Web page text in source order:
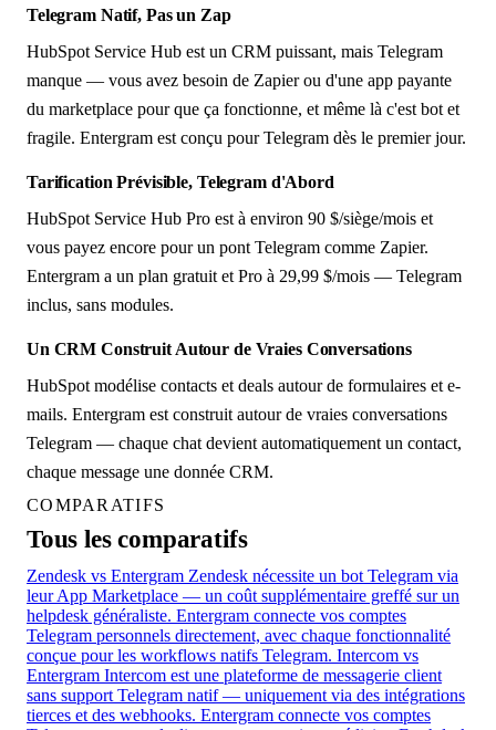
Telegram Natif, Pas un Zap
HubSpot Service Hub est un CRM puissant, mais Telegram
manque — vous avez besoin de Zapier ou d'une app payante
du marketplace pour que ça fonctionne, et même là c'est bot et
fragile. Entergram est conçu pour Telegram dès le premier jour.
Tarification Prévisible, Telegram d'Abord
HubSpot Service Hub Pro est à environ 90 $/siège/mois et
vous payez encore pour un pont Telegram comme Zapier.
Entergram a un plan gratuit et Pro à 29,99 $/mois — Telegram
inclus, sans modules.
Un CRM Construit Autour de Vraies Conversations
HubSpot modélise contacts et deals autour de formulaires et e-
mails. Entergram est construit autour de vraies conversations
Telegram — chaque chat devient automatiquement un contact,
chaque message une donnée CRM.
COMPARATIFS
Tous les comparatifs
Zendesk vs Entergram Zendesk nécessite un bot Telegram via
leur App Marketplace — un coût supplémentaire greffé sur un
helpdesk généraliste. Entergram connecte vos comptes
Telegram personnels directement, avec chaque fonctionnalité
conçue pour les workflows natifs Telegram. Intercom vs
Entergram Intercom est une plateforme de messagerie client
sans support Telegram natif — uniquement via des intégrations
tierces et des webhooks. Entergram connecte vos comptes